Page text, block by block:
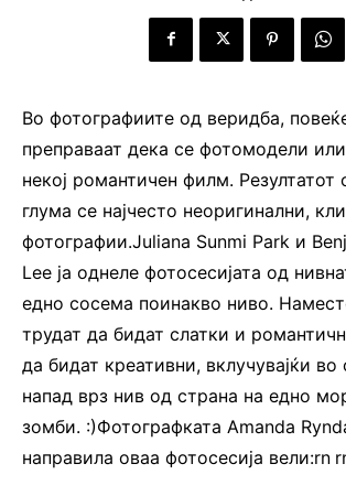
Во фотографиите од веридба,
преправаат дека се фотомодели
некој романтичен филм. Резултатот
глума се најчесто неоригинални,
фотографии.Juliana Sunmi Park и
Lee ја однеле фотосесијата од
едно сосема поинакво ниво.
трудат да бидат слатки и
да бидат креативни, вклучувајќи
напад врз нив од страна на едно
зомби. :)Фотографката Amanda
направила оваа фотосесија вели:rn